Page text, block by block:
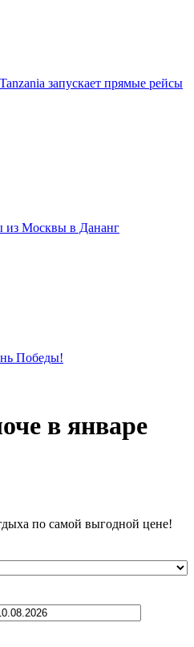
запускает прямые рейсы
из Москвы в Дананг
Победы!
в январе
по самой выгодной цене!